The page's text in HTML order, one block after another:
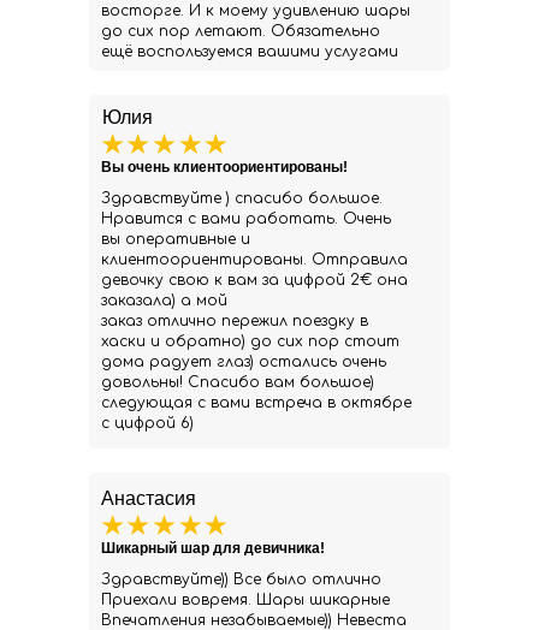
Юлия
Здравствуйте ) спасибо большое.
Нравится с вами работать. Очень
вы оперативные и
клиентоориентированы. Отправила
девочку свою к вам за цифрой 2€ она
заказала) а мой
заказ отлично пережил поездку в
хаски и обратно) до сих пор стоит
дома радует глаз) остались очень
довольны! Спасибо вам большое)
следующая с вами встреча в октябре
с цифрой 6)
Вы очень клиентоориентированы!
Анастасия
Здравствуйте)) Все было отлично
Приехали вовремя. Шары шикарные
Впечатления незабываемые)) Невеста
Шикарный шар для девичника!
восторге. И к моему удивлению шары
до сих пор летают. Обязательно
ещё воспользуемся вашими услугами